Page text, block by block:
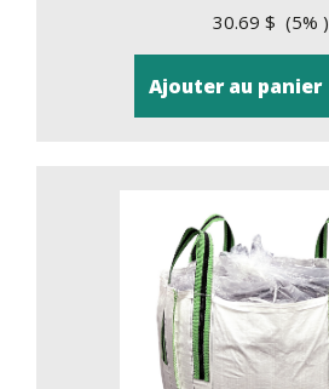
30.69 $ (5% )
Ajouter au panier